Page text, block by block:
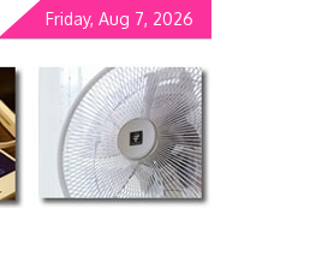
Friday, Aug 7, 2026